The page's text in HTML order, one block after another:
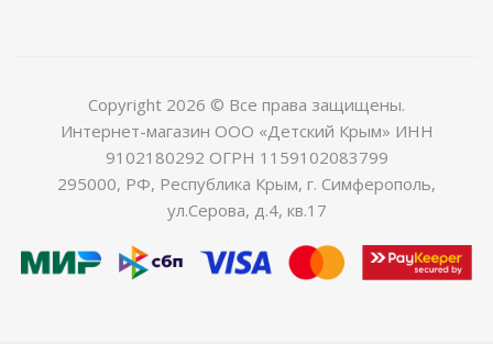
Copyright 2026 © Все права защищены.
Интернет-магазин ООО «Детский Крым» ИНН
9102180292 ОГРН 1159102083799
295000, РФ, Республика Крым, г. Симферополь,
ул.Серова, д.4, кв.17